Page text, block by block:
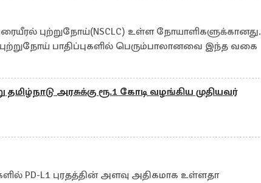
புற்றுநோய்(NSCLC) உள்ள நோயாளிகளுக்கானது.
பாதிப்புகளில் பெரும்பாலானவை இந்த வகை
அரசுக்கு ரூ.1 கோடி வழங்கிய முதியவர்
PD-L1 புரதத்தின் அளவு அதிகமாக உள்ளதா